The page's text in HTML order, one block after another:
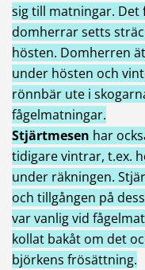
sig till matningar.
domherrar setts
hösten. Domherren
under hösten och
rönnbär ute i
fågelmatningar.
Stjärtmesen har
tidigare vintrar, t.ex.
under räkningen.
och tillgången på
var vanlig vid
kollat bakåt om det
björkens frösättning.